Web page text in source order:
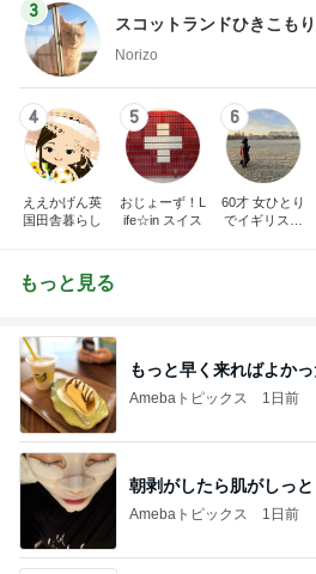
3
スコットランドひきこも
Norizo
4
ええかげん英
国田舎暮らし
5
おじょーず！L
ife☆in スイス
6
60才 女ひとり
でイギリスに
もっと見る
もっと早く来ればよか
Amebaトピックス 1日前
朝剥がしたら肌がしっ
Amebaトピックス 1日前